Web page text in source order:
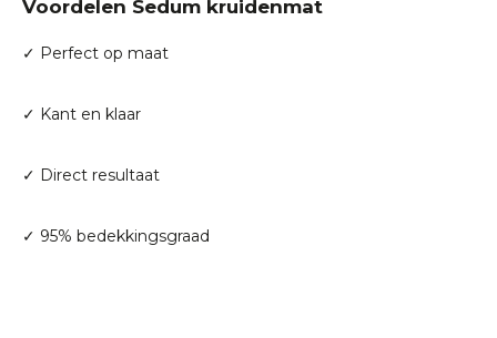
Voordelen Sedum kruidenmat
✓ Perfect op maat
✓ Kant en klaar
✓ Direct resultaat
✓ 95% bedekkingsgraad